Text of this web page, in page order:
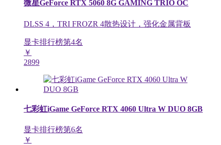
微星GeForce RTX 5060 8G GAMING TRIO OC
DLSS 4，TRI FROZR 4散热设计，强化金属背板
显卡排行榜第4名
￥
2899
七彩虹iGame GeForce RTX 4060 Ultra W DUO 8GB
显卡排行榜第6名
￥